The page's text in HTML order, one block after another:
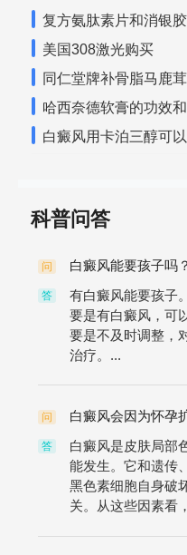
复方氨肽素片和消银
美国308激光购买
同仁堂牌补骨脂马鹿
哈西奈德软膏的功效
白癜风用卡泊三醇可
科普问答
问 白癜风能要孩子吗
答
有白癜风能要孩子
要是有白癜风，可
要是不及时调整，
治疗。...
问 白癜风会因为怀孕
答
白癜风是皮肤局部
能发生。它和遗传
黑色素细胞自身破
关。从这些因素看